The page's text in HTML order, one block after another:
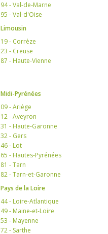
94 - Val-de-Marne
95 - Val-d'Oise
Limousin
19 - Corrèze
23 - Creuse
87 - Haute-Vienne
Midi-Pyrénées
09 - Ariège
12 - Aveyron
31 - Haute-Garonne
32 - Gers
46 - Lot
65 - Hautes-Pyrénées
81 - Tarn
82 - Tarn-et-Garonne
Pays de la Loire
44 - Loire-Atlantique
49 - Maine-et-Loire
53 - Mayenne
72 - Sarthe